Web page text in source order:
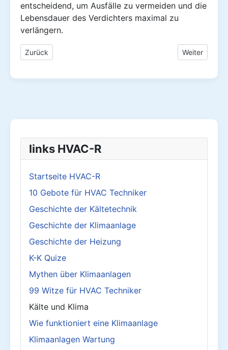
links HVAC-R
Startseite HVAC-R
10 Gebote für HVAC Techniker
Geschichte der Kältetechnik
Geschichte der Klimaanlage
Geschichte der Heizung
K-K Quize
Mythen über Klimaanlagen
99 Witze für HVAC Techniker
Kälte und Klima
Wie funktioniert eine Klimaanlage
Klimaanlagen Wartung
entscheidend, um Ausfälle zu vermeiden und die
Lebensdauer des Verdichters maximal zu
verlängern.
Vorheriger Beitrag: Verdichter an Klimaanlagen und
Zurück Nächster
Weiter